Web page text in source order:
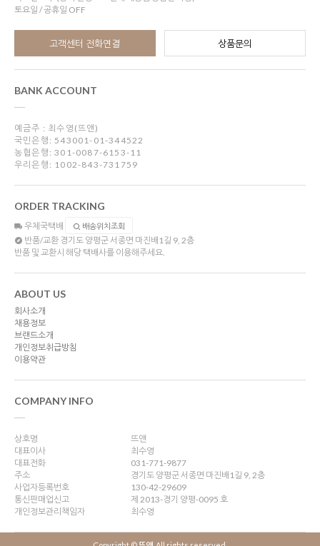
토요일 / 공휴일 OFF
고객센터 전화연결 상품문의
BANK ACCOUNT
예금주 : 최수영(뜨앤)
국민은행: 543001-01-344522
농협은행: 301-0087-6153-11
우리은행: 1002-843-731759
ORDER TRACKING
우체국택배 배송위치조회
반품/교환 경기도 양평군 서종면 마진배1길 9, 2층
반품 및 교환시 해당 택배사를 이용해주세요.
ABOUT US
회사소개
채용정보
브랜드소개
개인정보취급방침
이용약관
COMPANY INFO
상호명
뜨앤
대표이사
최수영
대표전화
031-771-9877
주소
경기도 양평군 서종면 마진배1길 9, 2층
사업자등록번호
130-42-29609
통신판매업신고
제 2013-경기 양평-0095 호
개인정보관리책임자
최수영